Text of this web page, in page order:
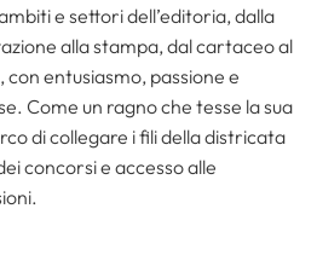
e settori dell’editoria, dalla
alla stampa, dal cartaceo al
con entusiasmo, passione e
Come un ragno che tesse la sua
di collegare i fili della districata
concorsi e accesso alle